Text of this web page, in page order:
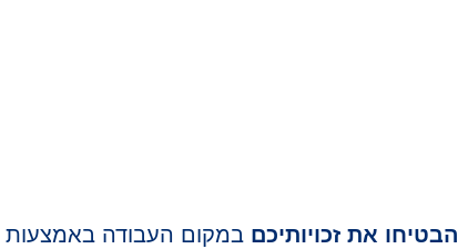
הבטיחו את זכויותיכם במקום העבודה באמצעות